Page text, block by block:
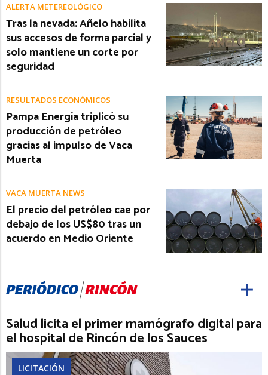
ALERTA METEREOLÓGICO
Tras la nevada: Añelo habilita
sus accesos de forma parcial y
solo mantiene un corte por
seguridad
RESULTADOS ECONÓMICOS
Pampa Energía triplicó su
producción de petróleo
gracias al impulso de Vaca
Muerta
VACA MUERTA NEWS
El precio del petróleo cae por
debajo de los US$80 tras un
acuerdo en Medio Oriente
Salud licita el primer mamógrafo digital para
el hospital de Rincón de los Sauces
LICITACIÓN